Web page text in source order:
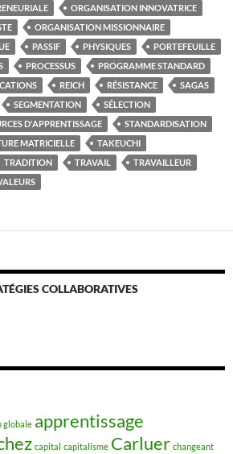
ORGANISATION INNOVATRICE
ORGANISATION MISSIONNAIRE
PASSIF PHYSIQUES
PORTEFEUILLE
PROCESSUS
PROGRAMME STANDARD
REICH RÉSISTANCE
SAGAS
SEGMENTATION
SÉLECTION
D'APPRENTISSAGE
STANDARDISATION
MATRICIELLE
TAKEUCHI
TRADITION TRAVAIL
TRAVAILLEUR
COLLABORATIVES
globale apprentissage
capital capitalisme Carluer changeant